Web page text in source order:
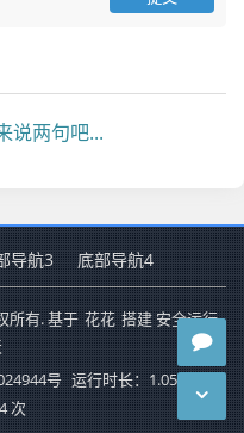
说两句吧...
导航3 底部导航4
所有. 基于 花花 搭建 安全运行
号 运行时长：1.059秒
次